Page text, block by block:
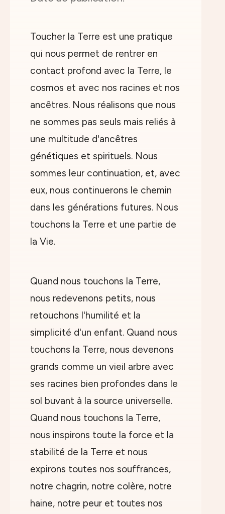
Toucher la Terre est une pratique
qui nous permet de rentrer en
contact profond avec la Terre, le
cosmos et avec nos racines et nos
ancêtres. Nous réalisons que nous
ne sommes pas seuls mais reliés à
une multitude d'ancêtres
génétiques et spirituels. Nous
sommes leur continuation, et, avec
eux, nous continuerons le chemin
dans les générations futures. Nous
touchons la Terre et une partie de
la Vie.
Quand nous touchons la Terre,
nous redevenons petits, nous
retouchons l'humilité et la
simplicité d'un enfant. Quand nous
touchons la Terre, nous devenons
grands comme un vieil arbre avec
ses racines bien profondes dans le
sol buvant à la source universelle.
Quand nous touchons la Terre,
nous inspirons toute la force et la
stabilité de la Terre et nous
expirons toutes nos souffrances,
notre chagrin, notre colère, notre
haine, notre peur et toutes nos